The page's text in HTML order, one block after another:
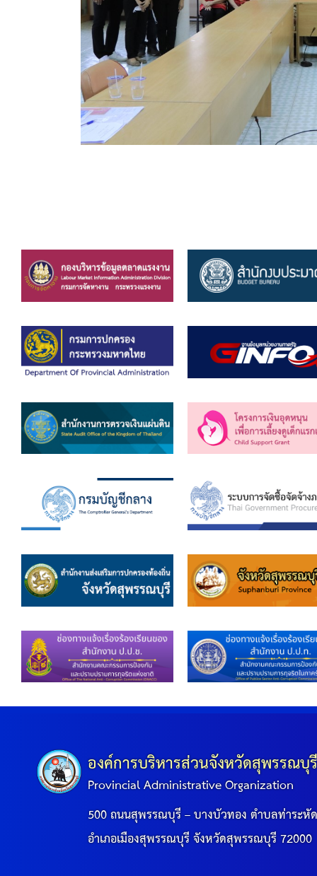
องค์การบริหารส่วนจังหวัดสุพรรณบุ
Provincial Administrative Organization
500 ถนนสุพรรณบุรี – บางบัวทอง ตำบลท่าระหั
อำเภอเมืองสุพรรณบุรี จังหวัดสุพรรณบุรี 72000